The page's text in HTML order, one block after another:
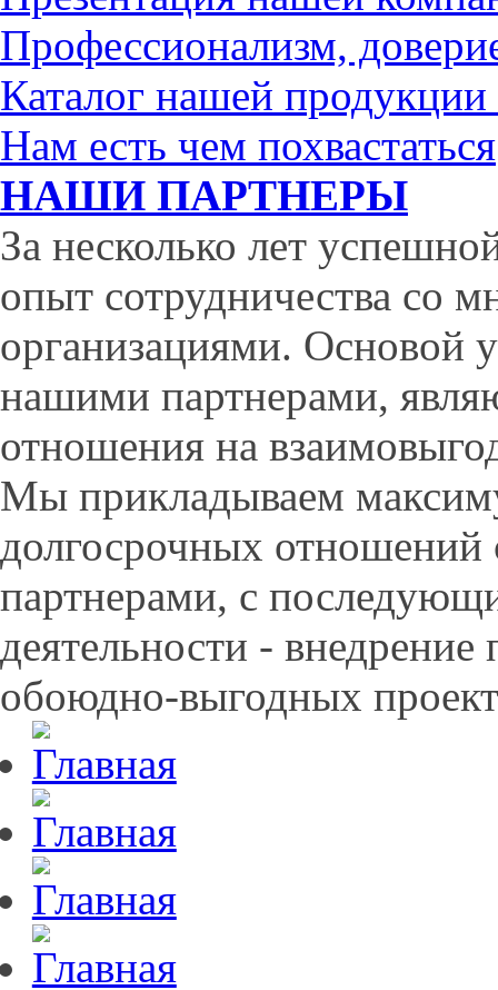
Профессионализм,
Каталог нашей продукции
Нам есть чем похвастаться
НАШИ ПАРТНЕРЫ
За несколько лет
опыт сотрудничества со
организациями. Основой
нашими партнерами,
отношения на
Мы прикладываем
долгосрочных отношений
партнерами, с
деятельности -
обоюдно-выгодных